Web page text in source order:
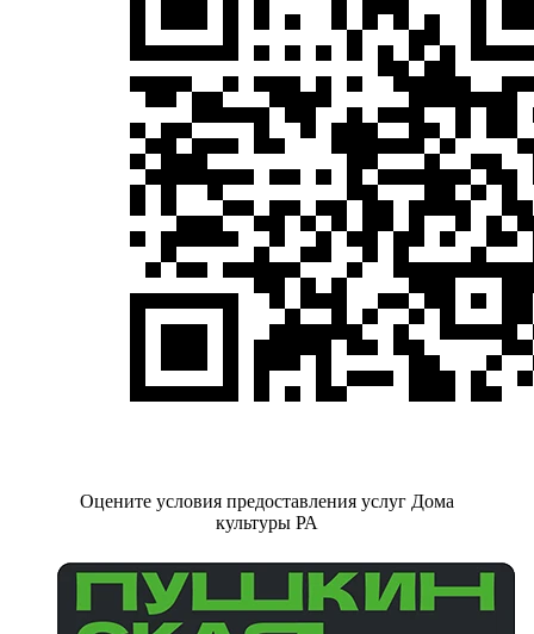
Оцените условия предоставления услуг Дома
культуры РА